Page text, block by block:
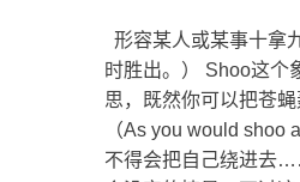
形容某人或某事十拿
时胜出。） Shoo这个
思，既然你可以把苍
（As you would
不得会把自己绕进去